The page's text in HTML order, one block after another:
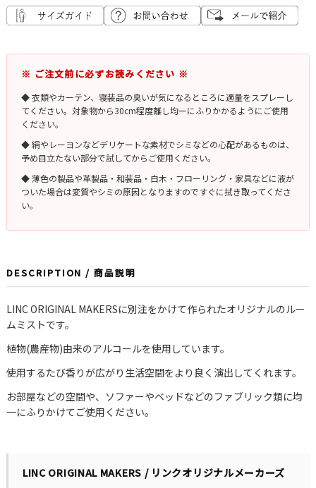
※ ご注文前に必ずお読みください ※
◆ 衣類やカーテン、寝装品の臭いが気になるところに適量をスプレーし
てください。対象物から30cm程度離し均ーにふりかかるようにご使用
ください。
◆ 絹やレーヨンなどデリケートな素材でシミなどの心配があるものは、
予め目立たない部分で試してからご使用ください。
◆ 薄色の製品や革製品・和装品・白木・フローリング・家具などに液が
ついた場合は変質やシミの原因となりますのですぐに拭き取ってくださ
い。
DESCRIPTION / 商品説明
LINC ORIGINAL MAKERSに別注をかけて作られたオリジナルのルー
ムミストです。
植物(農産物)由来のアルコールを使用しています。
使用するたび香りが広がり生活空間をより良く演出してくれます。
お部屋などの空間や、ソファーやベッドなどのファブリック類に均
一にふりかけてご使用ください。
LINC ORIGINAL MAKERS / リンクオリジナルメーカーズ